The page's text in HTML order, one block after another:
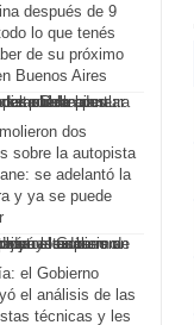
después de 9
lo que tenés
de su próximo
Buenos Aires
dos
sobre la autopista
se adelantó la
y ya se puede
el Gobierno
el análisis de las
técnicas y les